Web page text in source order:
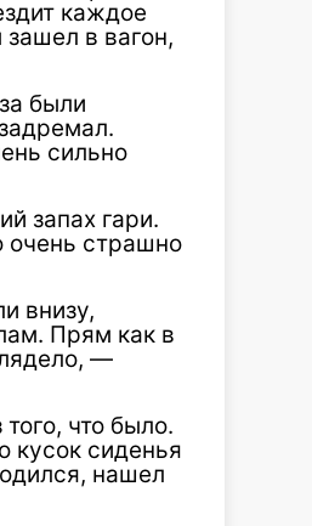
каждое
в вагон,
были
сильно
запах гари.
очень страшно
внизу,
Прям как в
—
что было.
кусок сиденья
нашел